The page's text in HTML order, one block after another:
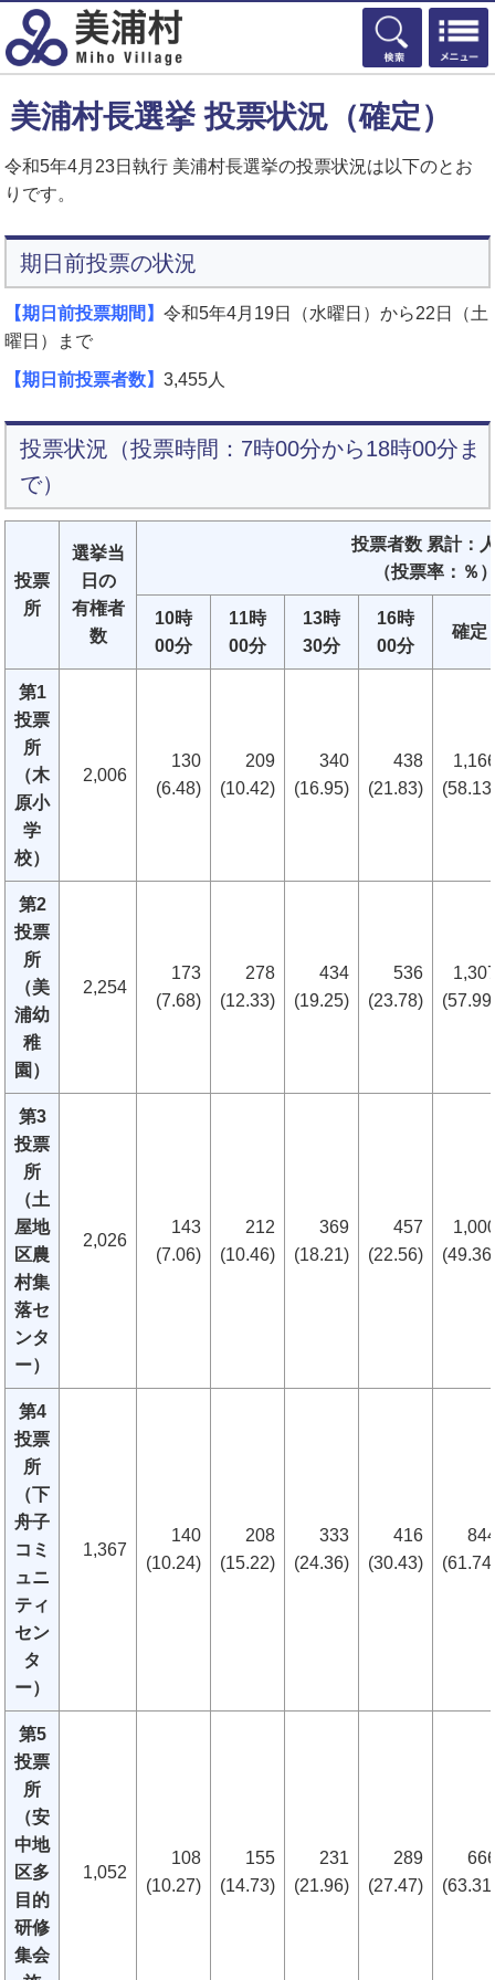
検索
美浦村長選挙 投票状況（確定）
令和5年4月23日執行 美浦村長選挙の投票状況は以下のとお
りです。
期日前投票の状況
【期日前投票期間】令和5年4月19日（水曜日）から22日（土
曜日）まで
【期日前投票者数】3,455人
投票状況（投票時間：7時00分から18時00分ま
で）
投票
所
選挙当
日の
有権者
数
投票者数 累計：
（投票率：％
10時
00分
11時
00分
13時
30分
16時
00分
確定
第1
投票
所
（木
原小
学
校）
2,006
130
(6.48)
209
(10.42)
340
(16.95)
438
(21.83)
第2
投票
所
（美
浦幼
稚
園）
2,254
173
(7.68)
278
(12.33)
434
(19.25)
536
(23.78)
第3
投票
所
（土
屋地
区農
村集
落セ
ンタ
ー）
2,026
143
(7.06)
212
(10.46)
369
(18.21)
457
(22.56)
第4
投票
所
（下
舟子
コミ
ュニ
ティ
セン
タ
ー）
1,367
140
(10.24)
208
(15.22)
333
(24.36)
416
(30.43)
第5
投票
所
（安
中地
区多
目的
研修
集会
1,052
108
(10.27)
155
(14.73)
231
(21.96)
289
(27.47)